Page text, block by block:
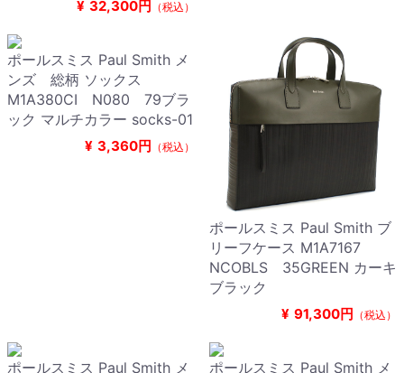
¥ 32,300円 （税込）
ポールスミス Paul Smith メ
ンズ 総柄 ソックス
M1A380CI N080 79ブラ
ック マルチカラー socks-01
¥ 3,360円 （税込）
ポールスミス Paul Smith ブ
リーフケース M1A7167
NCOBLS 35GREEN カーキ
ブラック
¥ 91,300円 （税込）
ポールスミス Paul Smith メ
ポールスミス Paul Smith メ